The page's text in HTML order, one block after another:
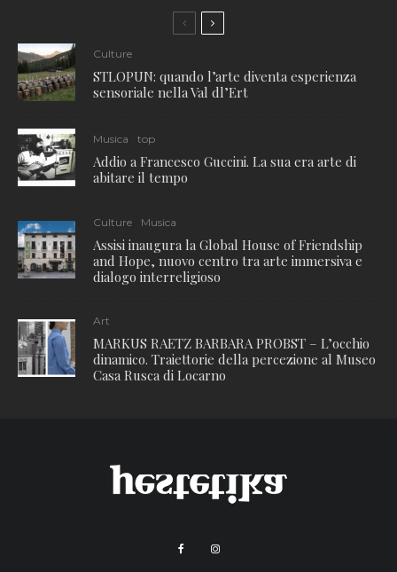
Culture
STLOPUN: quando l’arte diventa esperienza
sensoriale nella Val dl’Ert
Musica top
Addio a Francesco Guccini. La sua era arte di
abitare il tempo
Culture Musica
Assisi inaugura la Global House of Friendship
and Hope, nuovo centro tra arte immersiva e
dialogo interreligioso
Art
MARKUS RAETZ BARBARA PROBST – L’occhio
dinamico. Traiettorie della percezione al Museo
Casa Rusca di Locarno